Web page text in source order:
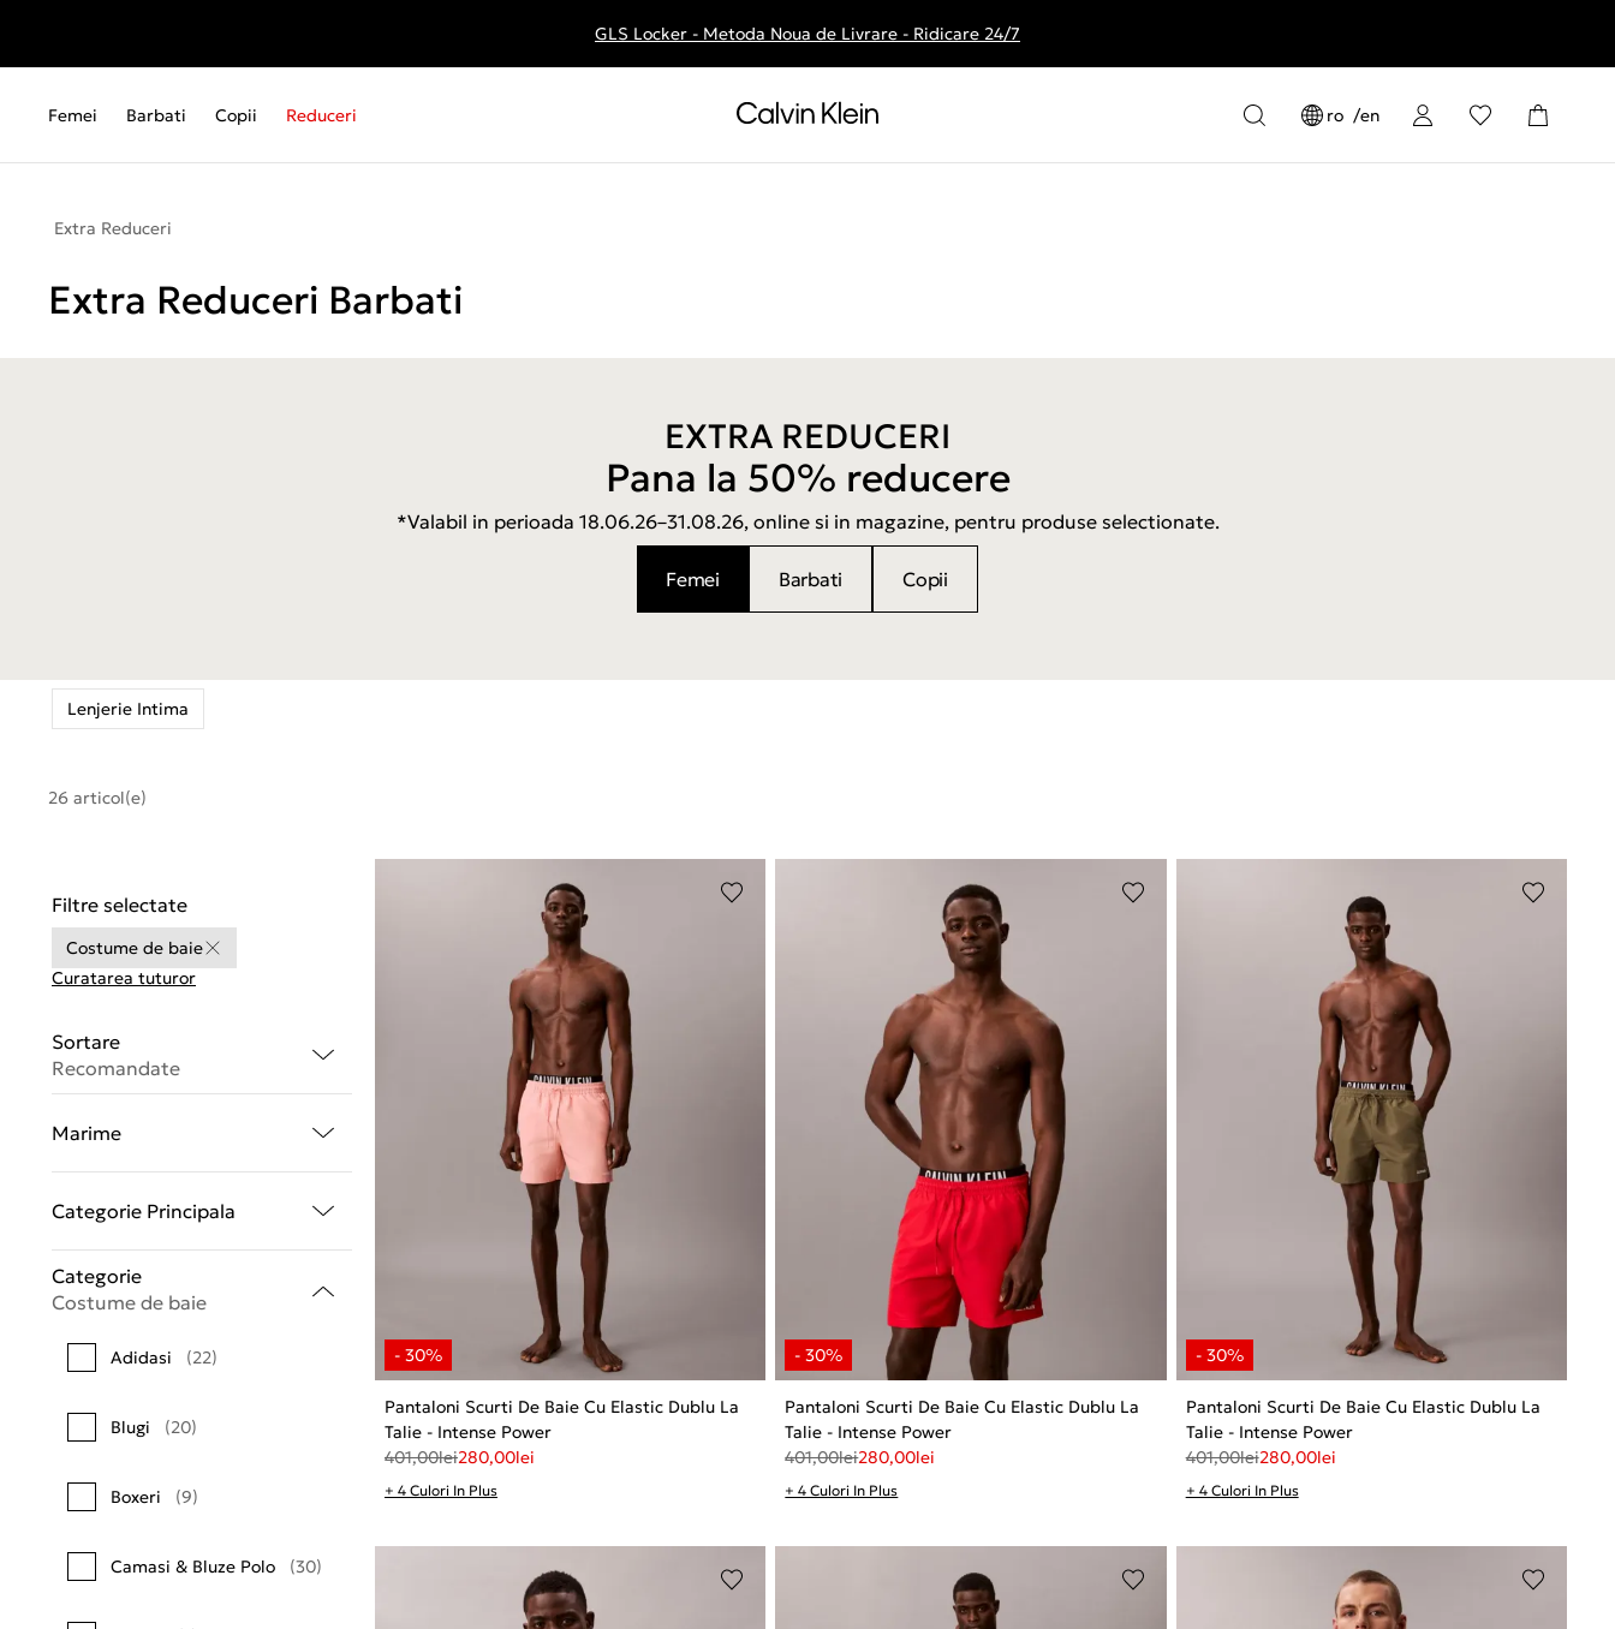
Livrare gratuita la comenzile de peste 250 RON
GLS Locker - Metoda Noua de Livrare - Ridicare 24/7
Femei Barbati Copii Reduceri ro en
Extra Reduceri
Extra Reduceri Barbati
EXTRA REDUCERI
Pana la 50% reducere
*Valabil in perioada 18.06.26–31.08.26, online si in magazine, pentru produse selectionate.
Femei Barbati Copii
Lenjerie Intima
26 articol(e)
Filtre selectate
Costume de baie
Curatarea tuturor
Sortare
Recomandate
Marime
Categorie Principala
Categorie
Costume de baie
Adidasi (22)
Blugi (20)
Boxeri (9)
Camasi & Bluze Polo (30)
Pantaloni Scurti De Baie Cu Elastic Dublu La
Talie - Intense Power
401,00lei280,00lei
+ 4 Culori In Plus
Pantaloni Scurti De Baie Cu Elastic Dublu La
Talie - Intense Power
401,00lei280,00lei
+ 4 Culori In Plus
Pantaloni Scurti De Baie Cu Elastic Dublu La
Talie - Intense Power
401,00lei280,00lei
+ 4 Culori In Plus